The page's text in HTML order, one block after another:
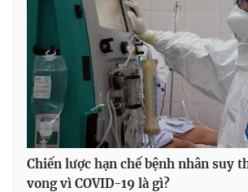
Chiến lược hạn chế bệnh nhân suy
vong vì COVID-19 là gì?